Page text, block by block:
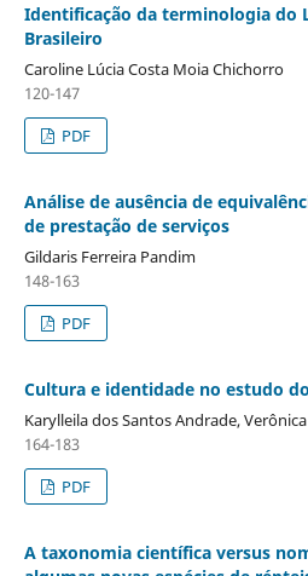
Identificação da terminologia do
Brasileiro
Caroline Lúcia Costa Moia Chichorro
120-147
PDF
Análise de ausência de
de prestação de serviços
Gildaris Ferreira Pandim
148-163
PDF
Cultura e identidade no estudo
Karylleila dos Santos Andrade,
164-183
PDF
A taxonomia científica versus